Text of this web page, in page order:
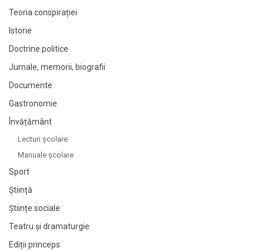
Teoria conspirației
Istorie
Doctrine politice
Jurnale, memorii, biografii
Documente
Gastronomie
Învățământ
Lecturi şcolare
Manuale şcolare
Sport
Știință
Științe sociale
Teatru și dramaturgie
Ediții princeps